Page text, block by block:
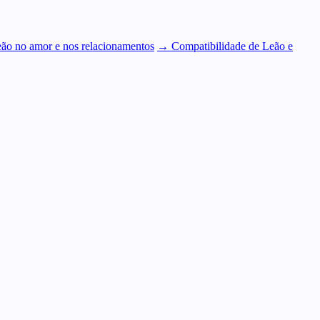
no amor e nos relacionamentos → Compatibilidade de Leão e